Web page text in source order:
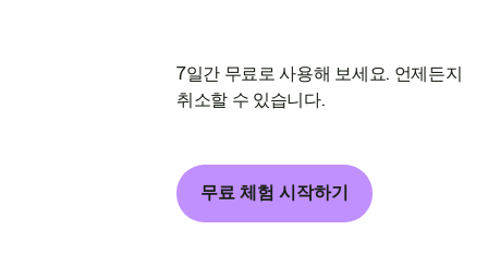
7일간 무료로 사용해 보세요. 언제든지
취소할 수 있습니다.
무료 체험 시작하기